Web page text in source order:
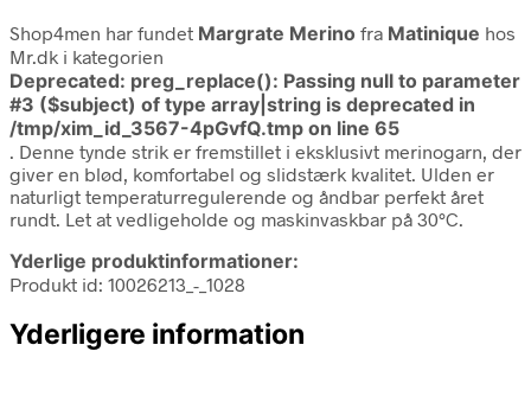
Shop4men har fundet Margrate Merino fra Matinique hos
Mr.dk i kategorien
Deprecated: preg_replace(): Passing null to parameter
#3 ($subject) of type array|string is deprecated in
/tmp/xim_id_3567-4pGvfQ.tmp on line 65
. Denne tynde strik er fremstillet i eksklusivt merinogarn, der
giver en blød, komfortabel og slidstærk kvalitet. Ulden er
naturligt temperaturregulerende og åndbar perfekt året
rundt. Let at vedligeholde og maskinvaskbar på 30°C.
Yderlige produktinformationer:
Produkt id: 10026213_-_1028
Yderligere information